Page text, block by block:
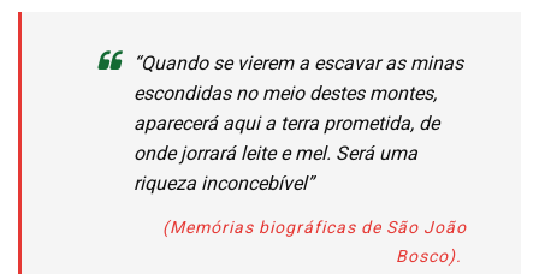
“Quando se vierem a escavar as minas
escondidas no meio destes montes,
aparecerá aqui a terra prometida, de
onde jorrará leite e mel. Será uma
riqueza inconcebível”
(Memórias biográficas de São João
Bosco).